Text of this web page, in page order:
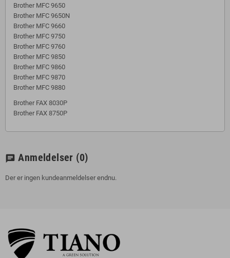
Brother MFC 9650
Brother MFC 9650N
Brother MFC 9660
Brother MFC 9750
Brother MFC 9760
Brother MFC 9850
Brother MFC 9860
Brother MFC 9870
Brother MFC 9880
Brother FAX 8030P
Brother FAX 8750P
chat Anmeldelser (0)
Der er ingen kundeanmeldelser endnu.